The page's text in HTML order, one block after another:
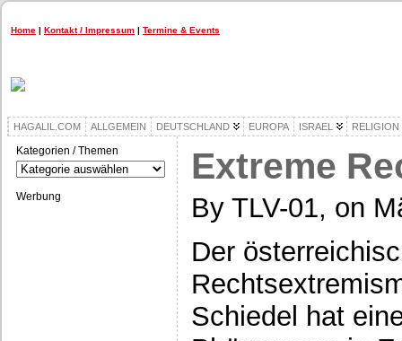
Home | Kontakt / Impressum | Termine & Events
HAGALIL.COM ALLGEMEIN DEUTSCHLAND EUROPA ISRAEL RELIGION
Kategorien / Themen
Kategorien
/
Themen
Werbung
Extreme
By TLV-01, on
Der
Schiedel hat